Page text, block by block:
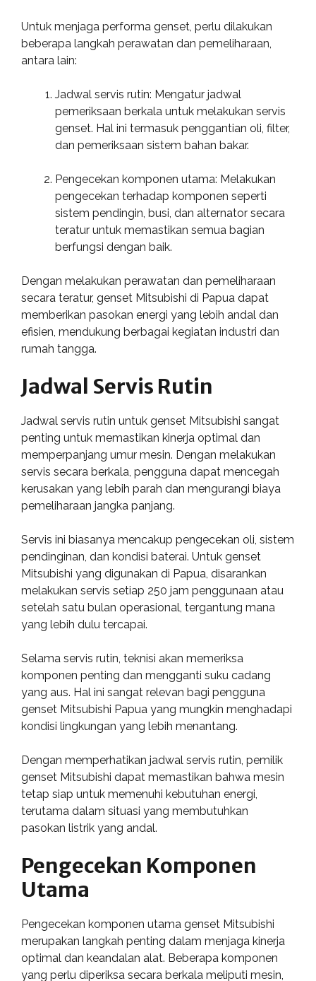
Untuk menjaga performa genset, perlu dilakukan
beberapa langkah perawatan dan pemeliharaan,
antara lain:
Jadwal servis rutin: Mengatur jadwal
pemeriksaan berkala untuk melakukan servis
genset. Hal ini termasuk penggantian oli, filter,
dan pemeriksaan sistem bahan bakar.
Pengecekan komponen utama: Melakukan
pengecekan terhadap komponen seperti
sistem pendingin, busi, dan alternator secara
teratur untuk memastikan semua bagian
berfungsi dengan baik.
Dengan melakukan perawatan dan pemeliharaan
secara teratur, genset Mitsubishi di Papua dapat
memberikan pasokan energi yang lebih andal dan
efisien, mendukung berbagai kegiatan industri dan
rumah tangga.
Jadwal Servis Rutin
Jadwal servis rutin untuk genset Mitsubishi sangat
penting untuk memastikan kinerja optimal dan
memperpanjang umur mesin. Dengan melakukan
servis secara berkala, pengguna dapat mencegah
kerusakan yang lebih parah dan mengurangi biaya
pemeliharaan jangka panjang.
Servis ini biasanya mencakup pengecekan oli, sistem
pendinginan, dan kondisi baterai. Untuk genset
Mitsubishi yang digunakan di Papua, disarankan
melakukan servis setiap 250 jam penggunaan atau
setelah satu bulan operasional, tergantung mana
yang lebih dulu tercapai.
Selama servis rutin, teknisi akan memeriksa
komponen penting dan mengganti suku cadang
yang aus. Hal ini sangat relevan bagi pengguna
genset Mitsubishi Papua yang mungkin menghadapi
kondisi lingkungan yang lebih menantang.
Dengan memperhatikan jadwal servis rutin, pemilik
genset Mitsubishi dapat memastikan bahwa mesin
tetap siap untuk memenuhi kebutuhan energi,
terutama dalam situasi yang membutuhkan
pasokan listrik yang andal.
Pengecekan Komponen
Utama
Pengecekan komponen utama genset Mitsubishi
merupakan langkah penting dalam menjaga kinerja
optimal dan keandalan alat. Beberapa komponen
yang perlu diperiksa secara berkala meliputi mesin,